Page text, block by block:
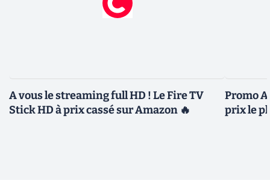
A vous le streaming full HD ! Le Fire TV
Stick HD à prix cassé sur Amazon 🔥
Promo
prix le